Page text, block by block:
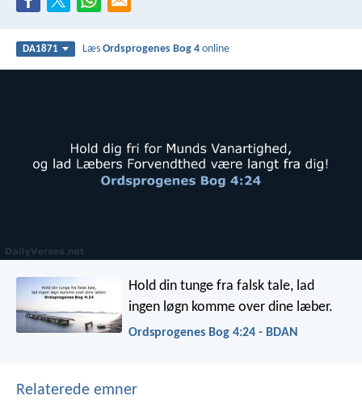
DA1871 LæsOrdsprogenes Bog 4 online
Hold din tunge fra falsk tale, lad
ingen løgn komme over dine læber.
Ordsprogenes Bog 4:24 - BDAN
Relaterede emner